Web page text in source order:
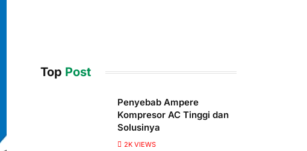
Top Post
Penyebab Ampere
Kompresor AC Tinggi dan
Solusinya
2K VIEWS